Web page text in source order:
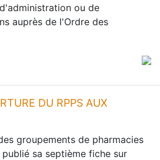
ou de
auprès de l'Ordre des
DU RPPS AUX
groupements de pharmacies
sa septième fiche sur